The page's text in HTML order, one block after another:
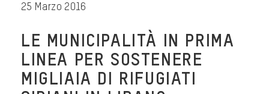
25 Marzo 2016
LE MUNICIPALITÀ IN PRIMA
LINEA PER SOSTENERE
MIGLIAIA DI RIFUGIATI